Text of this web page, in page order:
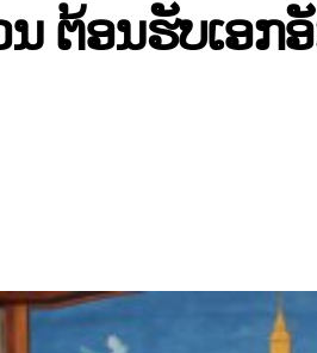
ຕ້ອນຮັບເອກ